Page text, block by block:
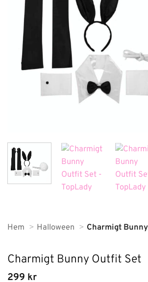
Hem Halloween Charmigt
Charmigt Bunny Outfit Set
299 kr